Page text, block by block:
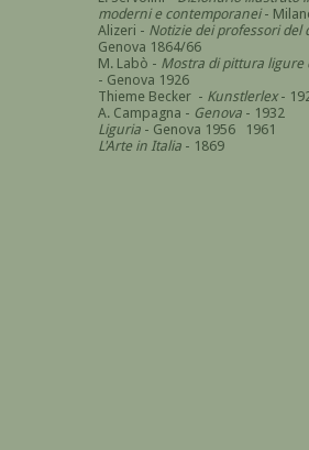
moderni e contemporanei-
Alizeri - Notizie dei professori del
Genova 1864/66
M. Labò - Mostra di pittura ligure
- Genova 1926
Thieme Becker - Kunstlerlex-
A. Campagna - Genova - 1932
Liguria - Genova 1956 1961
L'Arte in Italia - 1869